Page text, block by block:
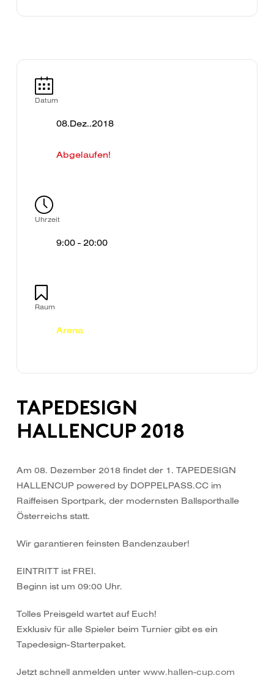
Datum
08.Dez..2018
Abgelaufen!
Uhrzeit
9:00 - 20:00
Raum
Arena
TAPEDESIGN
HALLENCUP 2018
Am 08. Dezember 2018 findet der 1. TAPEDESIGN
HALLENCUP powered by DOPPELPASS.CC im
Raiffeisen Sportpark, der modernsten Ballsporthalle
Österreichs statt.
Wir garantieren feinsten Bandenzauber!
EINTRITT ist FREI.
Beginn ist um 09:00 Uhr.
Tolles Preisgeld wartet auf Euch!
Exklusiv für alle Spieler beim Turnier gibt es ein
Tapedesign-Starterpaket.
Jetzt schnell anmelden unter www.hallen-cup.com